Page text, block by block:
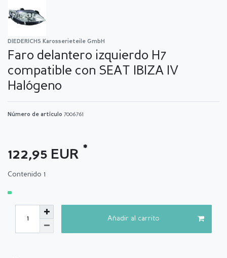
DIEDERICHS Karosserieteile GmbH
Faro delantero izquierdo H7
compatible con SEAT IBIZA IV
Halógeno
Número de artículo 7006761
122,95 EUR *
Contenido 1
Añadir al carrito